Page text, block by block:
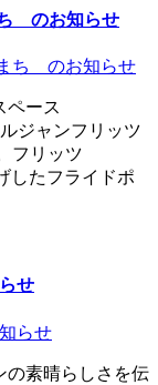
のお知らせ
ペース
ジャンフリッツ
フリッツ
したフライドポ
せ
の素晴らしさを伝